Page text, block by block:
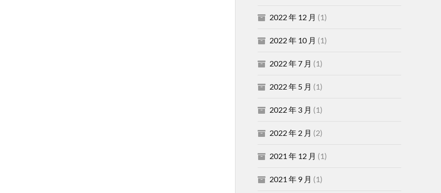
2022 年 12 月 (1)
2022 年 10 月 (1)
2022 年 7 月 (1)
2022 年 5 月 (1)
2022 年 3 月 (1)
2022 年 2 月 (2)
2021 年 12 月 (1)
2021 年 9 月 (1)